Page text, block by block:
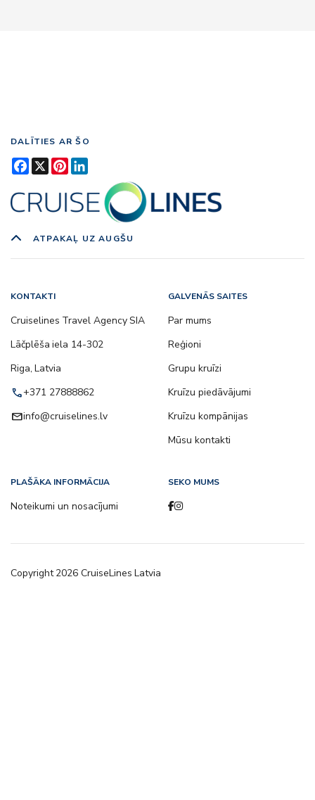
DALĪTIES AR ŠO
Facebook
X Pinterest
ATPAKAĻ UZ AUGŠU
KONTAKTI
Cruiselines Travel Agency SIA
Lāčplēša iela 14-302
Riga, Latvia
call+371 27888862
emailinfo@cruiselines.lv
GALVENĀS SAITES
Par mums
Reģioni
Grupu kruīzi
Kruīzu piedāvājumi
Kruīzu kompānijas
Mūsu kontakti
PLAŠĀKA INFORMĀCIJA
Noteikumi un nosacījumi
SEKO MUMS
Copyright2026 CruiseLines Latvia